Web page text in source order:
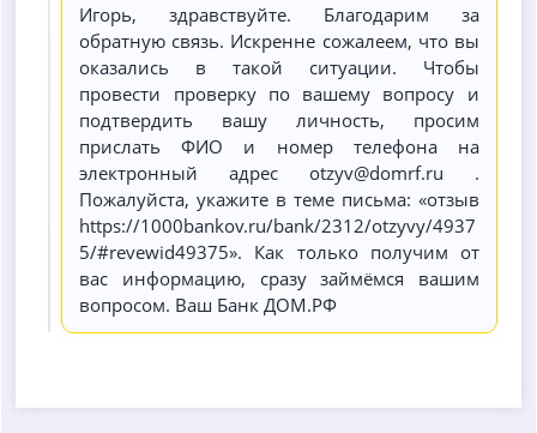
Игорь, здравствуйте. Благодарим за
обратную связь. Искренне сожалеем, что вы
оказались в такой ситуации. Чтобы
провести проверку по вашему вопросу и
подтвердить вашу личность, просим
прислать ФИО и номер телефона на
электронный адрес otzyv@domrf.ru .
Пожалуйста, укажите в теме письма: «отзыв
https://1000bankov.ru/bank/2312/otzyvy/4937
5/#revewid49375». Как только получим от
вас информацию, сразу займёмся вашим
вопросом. Ваш Банк ДОМ.РФ